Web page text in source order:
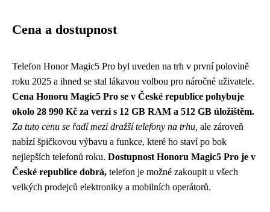
Cena a dostupnost
Telefon Honor Magic5 Pro byl uveden na trh v první polovině
roku 2025 a ihned se stal lákavou volbou pro náročné uživatele.
Cena Honoru Magic5 Pro se v České republice pohybuje
okolo 28 990 Kč za verzi s 12 GB RAM a 512 GB úložištěm.
Za tuto cenu se řadí mezi dražší telefony na trhu, ale zároveň
nabízí špičkovou výbavu a funkce, které ho staví po bok
nejlepších telefonů roku. Dostupnost Honoru Magic5 Pro je v
České republice dobrá, telefon je možné zakoupit u všech
velkých prodejců elektroniky a mobilních operátorů.